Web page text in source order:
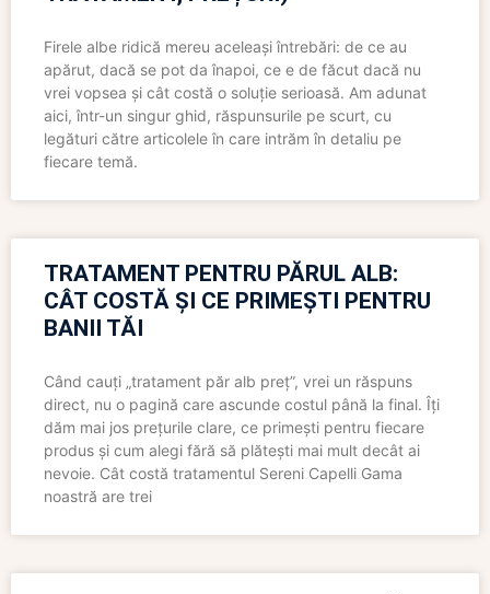
Firele albe ridică mereu aceleași întrebări: de ce au
apărut, dacă se pot da înapoi, ce e de făcut dacă nu
vrei vopsea și cât costă o soluție serioasă. Am adunat
aici, într-un singur ghid, răspunsurile pe scurt, cu
legături către articolele în care intrăm în detaliu pe
fiecare temă.
TRATAMENT PENTRU PĂRUL ALB:
CÂT COSTĂ ȘI CE PRIMEȘTI PENTRU
BANII TĂI
Când cauți „tratament păr alb preț”, vrei un răspuns
direct, nu o pagină care ascunde costul până la final. Îți
dăm mai jos prețurile clare, ce primești pentru fiecare
produs și cum alegi fără să plătești mai mult decât ai
nevoie. Cât costă tratamentul Sereni Capelli Gama
noastră are trei